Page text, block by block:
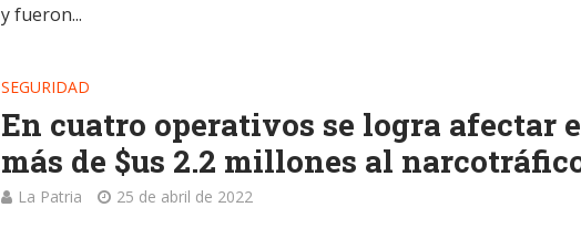
y fueron...
SEGURIDAD
En cuatro operativos se logra afectar
más de $us 2.2 millones al
La Patria 25 de abril de 2022